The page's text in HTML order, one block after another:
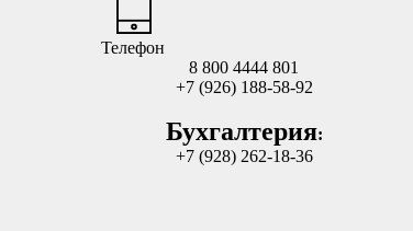
Телефон
8 800 4444 801
+7 (926) 188-58-92
Бухгалтерия:
+7 (928) 262-18-36